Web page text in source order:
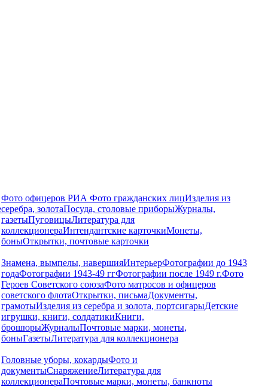
Фото офицеров РИАФото гражданских лицИзделия из
серебра, золотаПосуда, столовые приборыЖурналы,
газетыПуговицыЛитература для
коллекционераИнтендантские карточкиМонеты,
боныОткрытки, почтовые карточки
Знамена, вымпелы, навершияИнтерьерФотографии до 1943
годаФотографии 1943-49 ггФотографии после 1949 г.Фото
Героев Советского союзаФото матросов и офицеров
советского флотаОткрытки, письмаДокументы,
грамотыИзделия из серебра и золота, портсигарыДетские
игрушки, книги, солдатикиКниги,
брошюрыЖурналыПочтовые марки, монеты,
боныГазетыЛитература для коллекционера
Головные уборы, кокардыФото и
документыСнаряжениеЛитература для
коллекционераПочтовые марки, монеты, банкноты